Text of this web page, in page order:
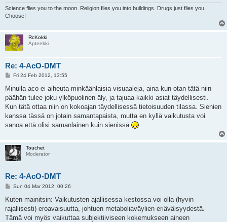
Science flies you to the moon. Religion flies you into buildings. Drugs just flies you.
Choose!
RcKokki
Apteekki
Re: 4-AcO-DMT
P
s
Fri 24 Feb 2012, 13:55
Minulla aco ei aiheuta minkäänlaisia visuaaleja, aina kun otan tätä niin
päähän tulee joku ylköpuolinen äly, ja tajuaa kaikki asiat täydellisesti.
Kun tätä ottaa niin on kokoajan täydellisessä tietoisuuden tilassa. Sienien
kanssa tässä on jotain samantapaista, mutta en kyllä vaikutusta voi
sanoa että olisi samanlainen kuin sienissä
Touchet
Moderator
Re: 4-AcO-DMT
P
s
Sun 04 Mar 2012, 00:26
Kuten mainitsin: Vaikutusten ajallisessa kestossa voi olla (hyvin
rajallisesti) eroavaisuutta, johtuen metaboliaväylien eriäväisyydestä.
Tämä voi myös vaikuttaa subjektiiviseen kokemukseen aineen